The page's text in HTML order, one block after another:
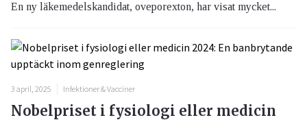
En ny läkemedelskandidat, oveporexton, har visat mycket...
3 april, 2025 Infektioner & Vacciner
Nobelpriset i fysiologi eller medicin